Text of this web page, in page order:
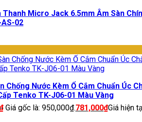
Thanh Micro Jack 6.5mm Âm Sàn
02
Chống Nước Kèm Ổ Cắm Chuẩn Úc
Tenko TK-J06-01 Màu Vàng
Giá gốc là: 950,000₫.781,000₫Giá hiện